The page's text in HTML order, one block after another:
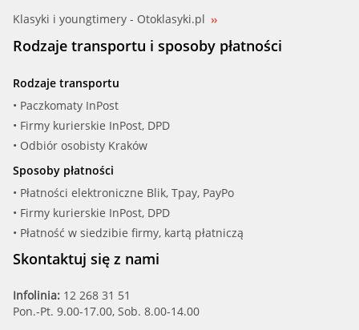
Klasyki i youngtimery - Otoklasyki.pl
Rodzaje transportu i sposoby płatności
Rodzaje transportu
• Paczkomaty InPost
• Firmy kurierskie InPost, DPD
• Odbiór osobisty Kraków
Sposoby płatności
• Płatności elektroniczne Blik, Tpay, PayPo
• Firmy kurierskie InPost, DPD
• Płatność w siedzibie firmy, kartą płatniczą
Skontaktuj się z nami
Infolinia: 12 268 31 51
Pon.-Pt. 9.00-17.00, Sob. 8.00-14.00